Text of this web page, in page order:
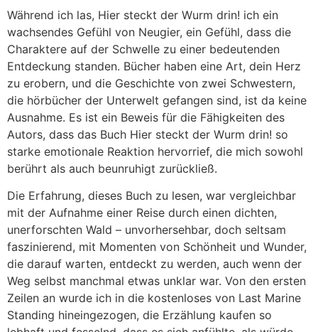
Während ich las, Hier steckt der Wurm drin! ich ein
wachsendes Gefühl von Neugier, ein Gefühl, dass die
Charaktere auf der Schwelle zu einer bedeutenden
Entdeckung standen. Bücher haben eine Art, dein Herz
zu erobern, und die Geschichte von zwei Schwestern,
die hörbücher der Unterwelt gefangen sind, ist da keine
Ausnahme. Es ist ein Beweis für die Fähigkeiten des
Autors, dass das Buch Hier steckt der Wurm drin! so
starke emotionale Reaktion hervorrief, die mich sowohl
berührt als auch beunruhigt zurückließ.
Die Erfahrung, dieses Buch zu lesen, war vergleichbar
mit der Aufnahme einer Reise durch einen dichten,
unerforschten Wald – unvorhersehbar, doch seltsam
faszinierend, mit Momenten von Schönheit und Wunder,
die darauf warten, entdeckt zu werden, auch wenn der
Weg selbst manchmal etwas unklar war. Von den ersten
Zeilen an wurde ich in die kostenloses von Last Marine
Standing hineingezogen, die Erzählung kaufen so